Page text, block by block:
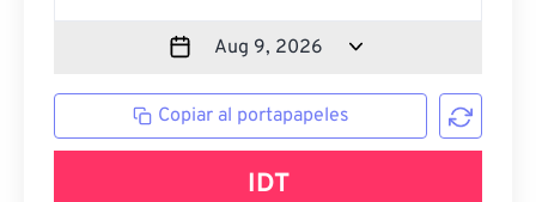
Copiar al portapapeles
IDT